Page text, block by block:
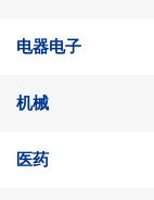
电器电子
机械
医药